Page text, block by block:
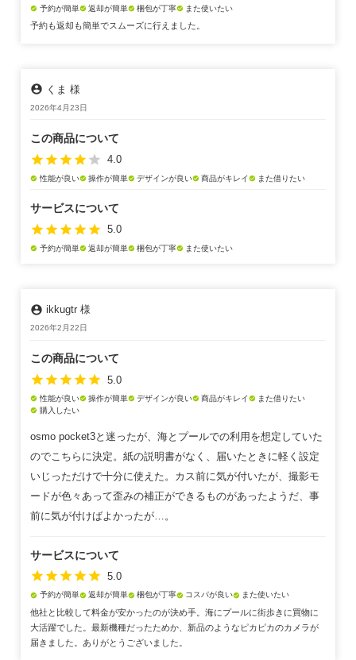
check_circle 予約が簡単check_circle 返却が簡単check_circle 梱包が丁寧check_circle また使いたい
予約も返却も簡単でスムーズに行えました。
account_circle くま 様
2026年4月23日
この商品について
star star star star star 4.0
check_circle 性能が良いcheck_circle 操作が簡単check_circle デザインが良いcheck_circle 商品がキレイcheck_circle また借りたい
サービスについて
star star star star star 5.0
check_circle 予約が簡単check_circle 返却が簡単check_circle 梱包が丁寧check_circle また使いたい
account_circle ikkugtr 様
2026年2月22日
この商品について
star star star star star 5.0
check_circle 性能が良いcheck_circle 操作が簡単check_circle デザインが良いcheck_circle 商品がキレイcheck_circle また借りたい
check_circle 購入したい
osmo pocket3と迷ったが、海とプールでの利用を想定していた
のでこちらに決定。紙の説明書がなく、届いたときに軽く設定
いじっただけで十分に使えた。カス前に気が付いたが、撮影モ
ードが色々あって歪みの補正ができるものがあったようだ、事
前に気が付けばよかったが…。
サービスについて
star star star star star 5.0
check_circle 予約が簡単check_circle 返却が簡単check_circle 梱包が丁寧check_circle コスパが良いcheck_circle また使いたい
他社と比較して料金が安かったのが決め手。海にプールに街歩きに買物に
大活躍でした。最新機種だったためか、新品のようなピカピカのカメラが
届きました。ありがとうございました。